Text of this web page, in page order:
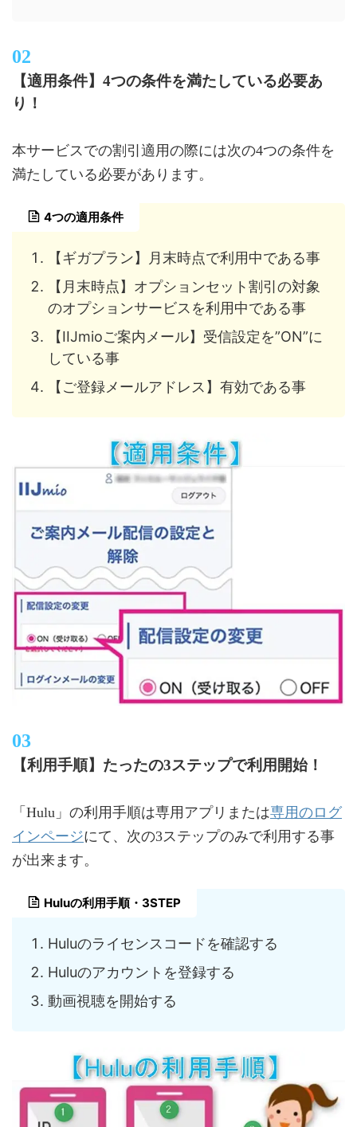
【適用条件】4つの条件を満たしている必要あ
り！
本サービスでの割引適用の際には次の4つの条件を
満たしている必要があります。
4つの適用条件
【ギガプラン】月末時点で利用中である事
【月末時点】オプションセット割引の対象
のオプションサービスを利用中である事
【IIJmioご案内メール】受信設定を”ON”に
している事
【ご登録メールアドレス】有効である事
【利用手順】たったの3ステップで利用開始！
「Hulu」の利用手順は専用アプリまたは専用のログ
インページにて、次の3ステップのみで利用する事
が出来ます。
Huluの利用手順・3STEP
Huluのライセンスコードを確認する
Huluのアカウントを登録する
動画視聴を開始する